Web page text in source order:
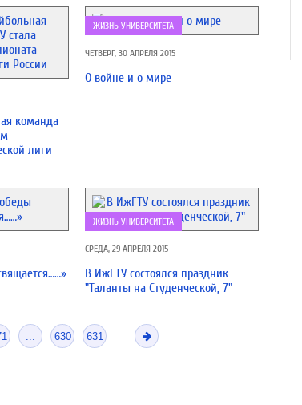
команда
лиги
ЖИЗНЬ УНИВЕРСИТЕТА
ЧЕТВЕРГ, 30 АПРЕЛЯ 2015
О войне и о мире
ЖИЗНЬ УНИВЕРСИТЕТА
СРЕДА, 29 АПРЕЛЯ 2015
В ИжГТУ состоялся праздник
"Таланты на Студенческой, 7"
630 631